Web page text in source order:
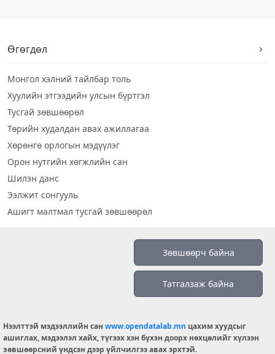
Өгөгдөл
Монгол хэлний тайлбар толь
Хуулийн этгээдийн улсын бүртгэл
Тусгай зөвшөөрөл
Төрийн худалдан авах ажиллагаа
Хөрөнгө орлогын мэдүүлэг
Орон нутгийн хөгжлийн сан
Шилэн данс
Ээлжит сонгууль
Ашигт малтмал тусгай зөвшөөрөл
info@opendatalab.mn
© 2026 OPENDATA LAB MONGOLIA.
Зөвшөөрч байна
Татгалзаж байна
Нээлттэй мэдээллийн сан www.opendatalab.mn цахим хуудсыг
ашиглах, мэдээлэл хайх, түгээх хэн бүхэн доорх нөхцөлийг хүлээн
зөвшөөрсний үндсэн дээр үйлчилгээ авах эрхтэй.